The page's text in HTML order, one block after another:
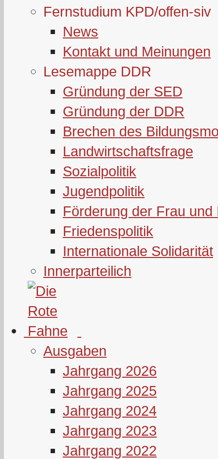
Fernstudium KPD/offen-siv
News
Kontakt und Meinungen
Lesemappe DDR
Gründung der SED
Gründung der DDR
Brechen des
Landwirtschaftsfrage
Sozialpolitik
Jugendpolitik
Förderung der Frau und
Friedenspolitik
Internationale Solidarität
Innerparteilich
Ausgaben
Jahrgang 2026
Jahrgang 2025
Jahrgang 2024
Jahrgang 2023
Jahrgang 2022